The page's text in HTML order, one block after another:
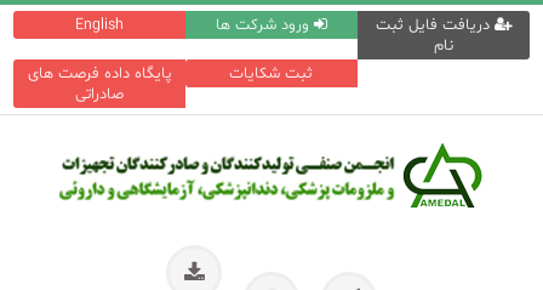
English ورود شرکت ها
دریافت فایل ثبت
نام
پایگاه داده فرصت های
صادراتی
ثبت شکایات